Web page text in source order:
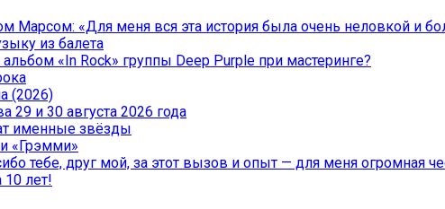
Марсом: «Для меня вся эта история была очень неловкой и
из балета
«In Rock» группы Deep Purple при мастеринге?
(2026)
и 30 августа 2026 года
именные звёзды
«Грэмми»
тебе, друг мой, за этот вызов и опыт — для меня огромная
10 лет!